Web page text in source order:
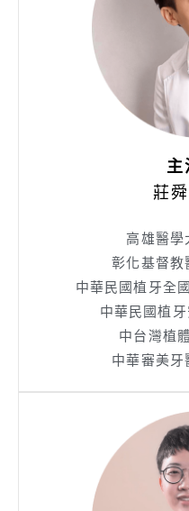
主
莊
高雄醫學
彰化基督教
中華民國植牙全
中華民國植
中台灣植
中華審美